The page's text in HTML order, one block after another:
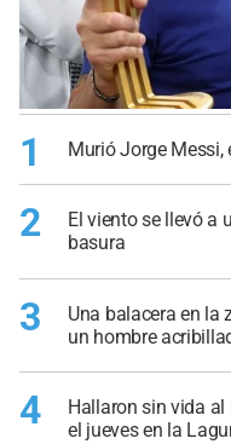
1 Murió Jorge Messi,
2
El viento se llevó a
basura
3
Una balacera en la
un hombre
4
Hallaron sin vida
el jueves en la